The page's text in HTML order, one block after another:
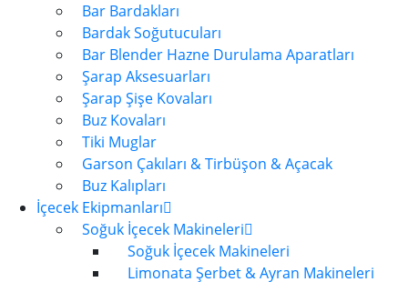
Bar Bardakları
Bardak Soğutucuları
Bar Blender Hazne Durulama Aparatları
Şarap Aksesuarları
Şarap Şişe Kovaları
Buz Kovaları
Tiki Muglar
Garson Çakıları & Tirbüşon & Açacak
Buz Kalıpları
İçecek Ekipmanları
Soğuk İçecek Makineleri
Soğuk İçecek Makineleri
Limonata Şerbet & Ayran Makineleri